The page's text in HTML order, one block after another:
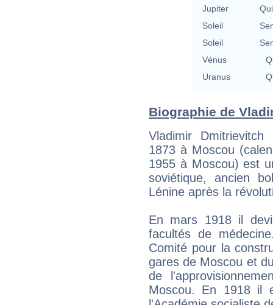
Jupiter
Soleil
Soleil
Vénus
Uranus
Biographie de
Vladimir
1873 à Moscou
1955 à Moscou) est
soviétique, ancien
Lénine après la
En mars 1918 il
facultés de
Comité pour la
gares de Moscou et
de
Moscou. En 1918 il